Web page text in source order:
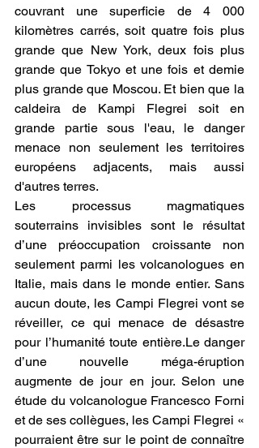
couvrant une superficie de 4 000
kilomètres carrés, soit quatre fois plus
grande que New York, deux fois plus
grande que Tokyo et une fois et demie
plus grande que Moscou. Et bien que la
caldeira de Kampi Flegrei soit en
grande partie sous l'eau, le danger
menace non seulement les territoires
européens adjacents, mais aussi
d'autres terres.
Les processus magmatiques
souterrains invisibles sont le résultat
d’une préoccupation croissante non
seulement parmi les volcanologues en
Italie, mais dans le monde entier. Sans
aucun doute, les Campi Flegrei vont se
réveiller, ce qui menace de désastre
pour l’humanité toute entière.Le danger
d’une nouvelle méga-éruption
augmente de jour en jour. Selon une
étude du volcanologue Francesco Forni
et de ses collègues, les Campi Flegrei «
pourraient être sur le point de connaître